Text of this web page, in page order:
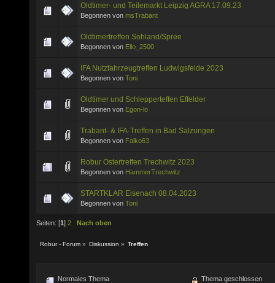
Oldtimer- und Teilemarkt Leipzig AGRA 17.09.23
Begonnen von msTrabant
Oldtimertreffen Sohland/Spree
Begonnen von Ello_2500
IFA Nutzfahrzeugtreffen Ludwigsfelde 2023
Begonnen von Toni
Oldtimer und Schlepperteffen Effelder
Begonnen von Egon-lo
Trabant- & IFA-Treffen in Bad Salzungen
Begonnen von Falko63
Robur Ostertreffen Trechwitz 2023
Begonnen von HammerTrechwitz
STARTKLAR Eisenach 08.04.2023
Begonnen von Toni
Seiten: [1] 2 Nach oben
Robur - Forum » Diskussion » Treffen
Normales Thema
Thema geschlossen